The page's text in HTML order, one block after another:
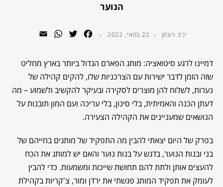
הנוער
יניב ויצמן 22 במאי, 2022 Facebook
Twitter
WhatsApp
דמיינו לרגע סיטואציה: מותג הפארם הגדול ביותר בארץ מחליט
שזה הזמן לדבר ישירות עם הצרכניות שלו, להקים קהילה של
נערות, לשלוח להן מוצרים לסקירה ובעיקר להקשיב ולשמוע – מה
דעתן הכנה והאמיתית, בלי סינון, בלי עריכה ועם המון תובנות על
הנושאים שמעניינים את הקהילה הצעירה.
בפרק של היום יצאתי להבין מה התפקיד של מותגים בחייהם של
בני ובנות הנוער, בדגש על בנות נוער והאם יש למותג את הכח
להעצים אותן ולתת להם תחושת שייכות ומשמעות. כדי להבין
לעומק את תפקיד המותג פגשתי את ירדן ומור, צ'קריות בקהילת